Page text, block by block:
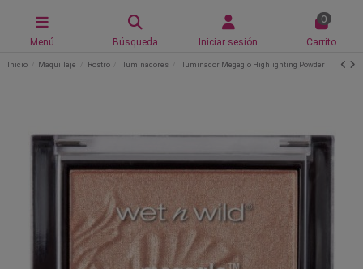
Menú Búsqueda Iniciar sesión
0
Carrito
Inicio Maquillaje Rostro Iluminadores Iluminador Megaglo Highlighting Powder